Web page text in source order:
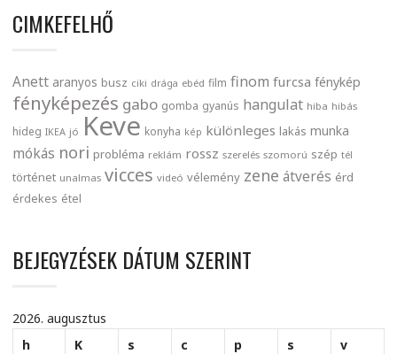
CIMKEFELHŐ
Anett aranyos busz ciki drága ebéd film finom furcsa fénykép
fényképezés gabo gomba gyanús hangulat hiba hibás
hideg IKEA jó Keve konyha kép különleges lakás munka
mókás nori probléma reklám rossz szerelés szomorú szép tél
történet unalmas vicces videó vélemény zene átverés érd
érdekes étel
BEJEGYZÉSEK DÁTUM SZERINT
2026. augusztus
h
K s c p s
v